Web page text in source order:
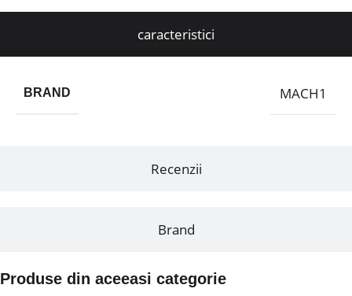
caracteristici
Recenzii
Brand
BRAND MACH1
Produse din aceeasi categorie